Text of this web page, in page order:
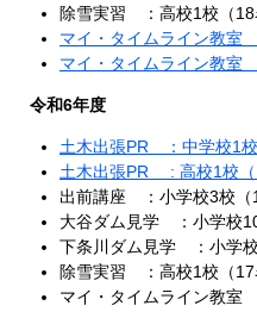
除雪実習 ：高校1校（18
マイ・タイムライン教室
マイ・タイムライン教室
令和6年度
土木出張PR ：中学校1校
土木出張PR : 高校1校（
出前講座 ：小学校3校（
大谷ダム見学 ：小学校
下条川ダム見学 ：小学校
除雪実習 ：高校1校（17
マイ・タイムライン教室